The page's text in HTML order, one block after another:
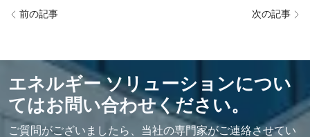
前の記事 次の記事
エネルギー ソリューションについ
てはお問い合わせください。
ご質問がございましたら、当社の専門家がご連絡させてい